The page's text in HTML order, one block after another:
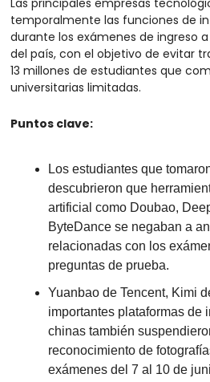
temporalmente las funciones de
durante los exámenes de ingreso
del país, con el objetivo de evitar
13 millones de estudiantes que
universitarias limitadas.
Puntos clave:
Los estudiantes que
descubrieron que
artificial como Doubao,
ByteDance se negaban a
relacionadas con los
preguntas de prueba.
Yuanbao de Tencent, Kimi
importantes plataformas de
chinas también
reconocimiento de
exámenes del 7 al 10 de